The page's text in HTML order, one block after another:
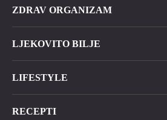
ZDRAV ORGANIZAM
LJEKOVITO BILJE
LIFESTYLE
RECEPTI